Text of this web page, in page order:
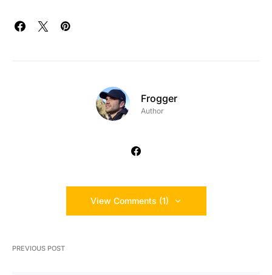
Frogger
Author
View Comments (1)
PREVIOUS POST